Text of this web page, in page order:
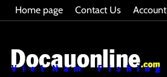
Home page Contact Us Account